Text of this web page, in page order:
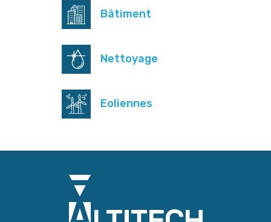
Bâtiment
Nettoyage
Eoliennes